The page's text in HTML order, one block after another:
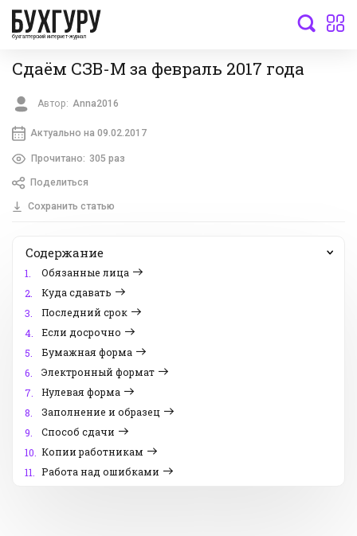
бухгалтерский интернет-журнал
Сдаём СЗВ-М за февраль 2017 года
Автор: Anna2016
Актуально на 09.02.2017
Прочитано: 305 раз
Поделиться
Сохранить статью
Содержание
1.
Обязанные лица
2.
Куда сдавать
3.
Последний срок
4.
Если досрочно
5.
Бумажная форма
6.
Электронный формат
7.
Нулевая форма
8.
Заполнение и образец
9.
Способ сдачи
10. Копии работникам
11. Работа над ошибками